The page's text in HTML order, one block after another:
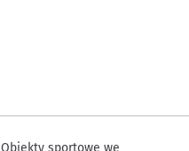
Obiekty sportowe we